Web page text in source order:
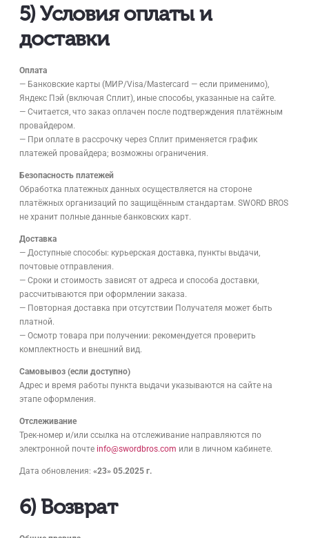
5) Условия оплаты и
доставки
Оплата
— Банковские карты (МИР/Visa/Mastercard — если применимо),
Яндекс Пэй (включая Сплит), иные способы, указанные на сайте.
— Считается, что заказ оплачен после подтверждения платёжным
провайдером.
— При оплате в рассрочку через Сплит применяется график
платежей провайдера; возможны ограничения.
Безопасность платежей
Обработка платежных данных осуществляется на стороне
платёжных организаций по защищённым стандартам. SWORD BROS
не хранит полные данные банковских карт.
Доставка
— Доступные способы: курьерская доставка, пункты выдачи,
почтовые отправления.
— Сроки и стоимость зависят от адреса и способа доставки,
рассчитываются при оформлении заказа.
— Повторная доставка при отсутствии Получателя может быть
платной.
— Осмотр товара при получении: рекомендуется проверить
комплектность и внешний вид.
Самовывоз (если доступно)
Адрес и время работы пункта выдачи указываются на сайте на
этапе оформления.
Отслеживание
Трек-номер и/или ссылка на отслеживание направляются по
электронной почте info@swordbros.com или в личном кабинете.
Дата обновления: «23» 05.2025 г.
6) Возврат